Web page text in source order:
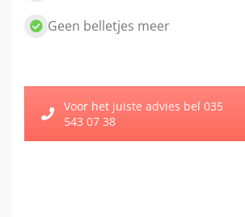
Geen belletjes meer
Voor het juiste advies bel 035
543 07 38